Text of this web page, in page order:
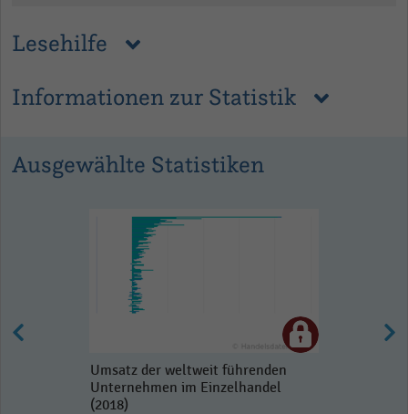
Lesehilfe
Informationen zur Statistik
Ausgewählte Statistiken
Umsatz der weltweit führenden
Unternehmen im Einzelhandel
(2018)